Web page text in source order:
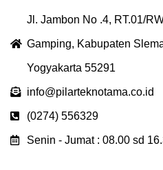
Jl. Jambon No .4, RT.01/
Gamping, Kabupaten
Yogyakarta 55291
info@pilarteknotama.co.id
(0274) 556329
Senin - Jumat : 08.00 sd